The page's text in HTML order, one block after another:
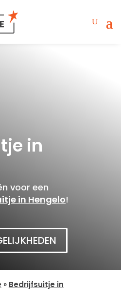
in
voor een
in Hengelo!
» Bedrijfsuitje in